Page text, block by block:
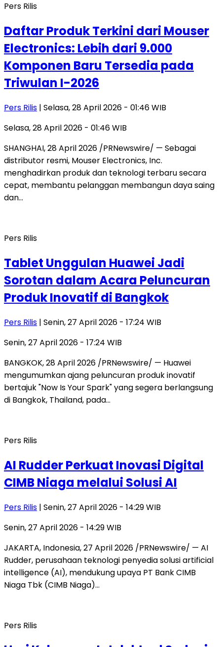
Pers Rilis
Daftar Produk Terkini dari Mouser
Electronics: Lebih dari 9.000
Komponen Baru Tersedia pada
Triwulan I-2026
Pers Rilis | Selasa, 28 April 2026 - 01:46 WIB
Selasa, 28 April 2026 - 01:46 WIB
SHANGHAI, 28 April 2026 /PRNewswire/ — Sebagai
distributor resmi, Mouser Electronics, Inc.
menghadirkan produk dan teknologi terbaru secara
cepat, membantu pelanggan membangun daya saing
dan…
Pers Rilis
Tablet Unggulan Huawei Jadi
Sorotan dalam Acara Peluncuran
Produk Inovatif di Bangkok
Pers Rilis | Senin, 27 April 2026 - 17:24 WIB
Senin, 27 April 2026 - 17:24 WIB
BANGKOK, 28 April 2026 /PRNewswire/ — Huawei
mengumumkan ajang peluncuran produk inovatif
bertajuk "Now Is Your Spark" yang segera berlangsung
di Bangkok, Thailand, pada…
Pers Rilis
AI Rudder Perkuat Inovasi Digital
CIMB Niaga melalui Solusi AI
Pers Rilis | Senin, 27 April 2026 - 14:29 WIB
Senin, 27 April 2026 - 14:29 WIB
JAKARTA, Indonesia, 27 April 2026 /PRNewswire/ — AI
Rudder, perusahaan teknologi penyedia solusi artificial
intelligence (AI), mendukung upaya PT Bank CIMB
Niaga Tbk (CIMB Niaga)…
Pers Rilis